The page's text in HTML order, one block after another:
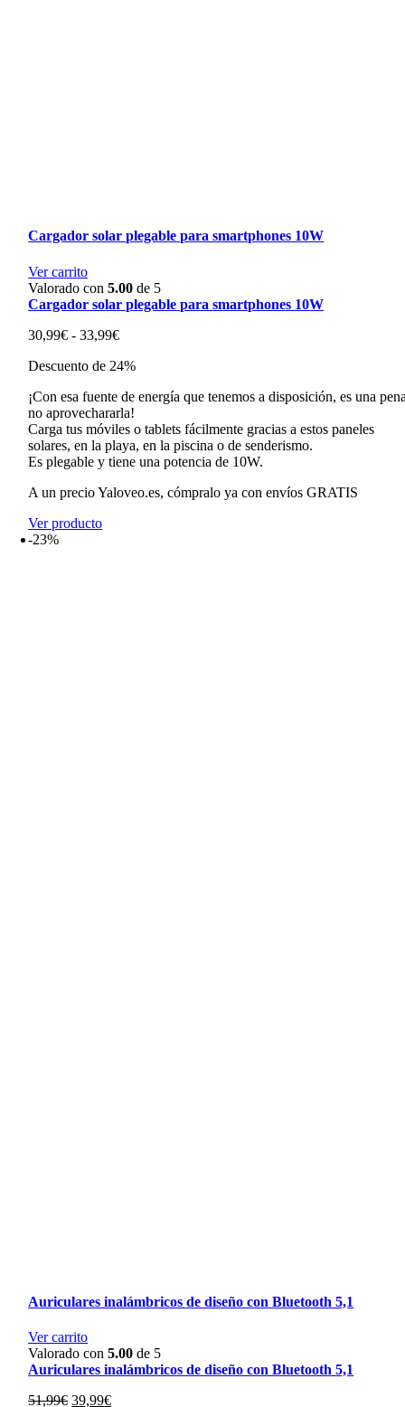
Cargador solar plegable para smartphones 10W
Ver carrito
Valorado con5.00 de 5
Cargador solar plegable para smartphones 10W
30,99€ - 33,99€Rango
precios:
30,99€
hasta
33,99€
Descuento de 24%
¡Con esa fuente de energía que tenemos a disposición, es una
no aprovechararla!
Carga tus móviles o tablets fácilmente gracias a estos paneles
solares, en la playa, en la piscina o de senderismo.
Es plegable y tiene una potencia de 10W.
A un precio Yaloveo.es, cómpralo ya con envíos GRATIS
Ver producto
-23%
Auriculares inalámbricos de diseño con Bluetooth 5,1
Ver carrito
Valorado con5.00 de 5
Auriculares inalámbricos de diseño con Bluetooth 5,1
51,99€ El
39,99€El